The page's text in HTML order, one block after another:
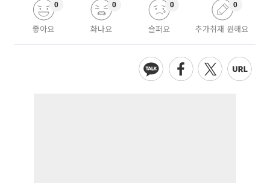
좋아요
0
화나요
0
슬퍼요
0
추가취재 원해요
0